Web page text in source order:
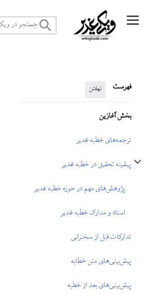
منوی اصلی
فهرست نهفتن
بخش آغازین
ترجمه‌های خطبه غدیر
پیشینه تحقیق در خطبه غدیر
تغییر وضعیت زیربخش‌های پیشینه تحقیق در خطبه غدیر
پژوهش‌های مهم در حوزه خطبه غدیر
اسناد و مدارک خطبه غدیر
تدارکات قبل از سخنرانی
پیش‌بینی‌های متن خطابه
پیش‌بینی‌های بعد از خطبه